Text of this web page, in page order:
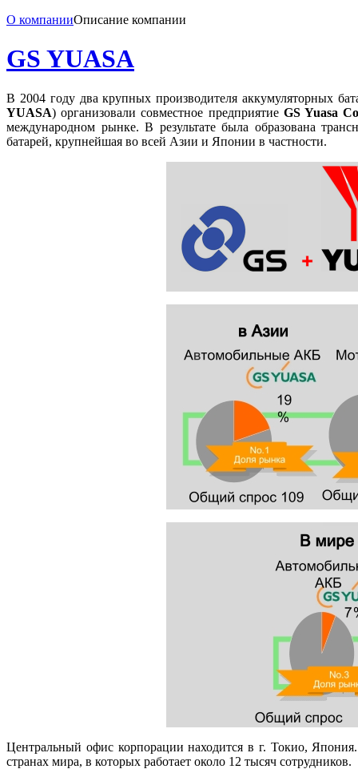
О компанииОписание компании
GS YUASA
В 2004 году два крупных производителя аккумуляторных
YUASA) организовали совместное предприятие GS Yuasa
международном рынке. В результате была образована
батарей, крупнейшая во всей Азии и Японии в частности.
Центральный офис корпорации находится в г. Токио,
странах мира, в которых работает около 12 тысяч сотрудников.